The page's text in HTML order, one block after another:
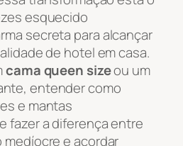
esquecido
secreta para alcançar
de hotel em casa.
cama queen sizeou um
entender como
e mantas
fazer a diferença entre
e acordar